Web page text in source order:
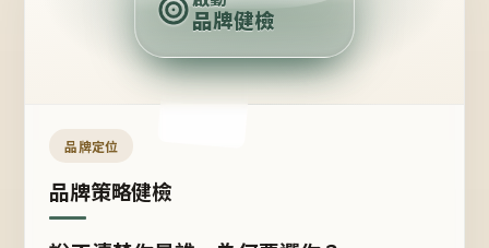
定
位
品牌健檢
品牌定位
品牌策略健檢